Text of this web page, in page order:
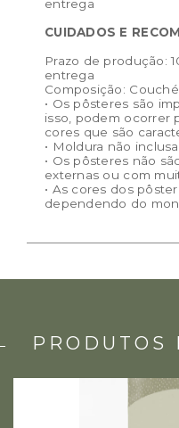
entrega
CUIDADOS E
Prazo de produção:
entrega
Composição:
• Os pôsteres são
isso, podem ocorrer
cores que são
• Moldura não
• Os pôsteres não
externas ou com
• As cores dos
dependendo do
PRODUTOS